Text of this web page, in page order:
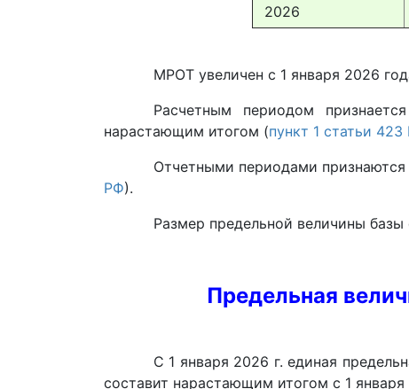
2026
МРОТ увеличен с 1 января 2026
Расчетным периодом
нарастающим итогом (пункт 1 статьи
Отчетными периодами признаются
РФ).
Размер предельной величины
Предельная
С 1 января 2026 г. единая
составит нарастающим итогом с 1